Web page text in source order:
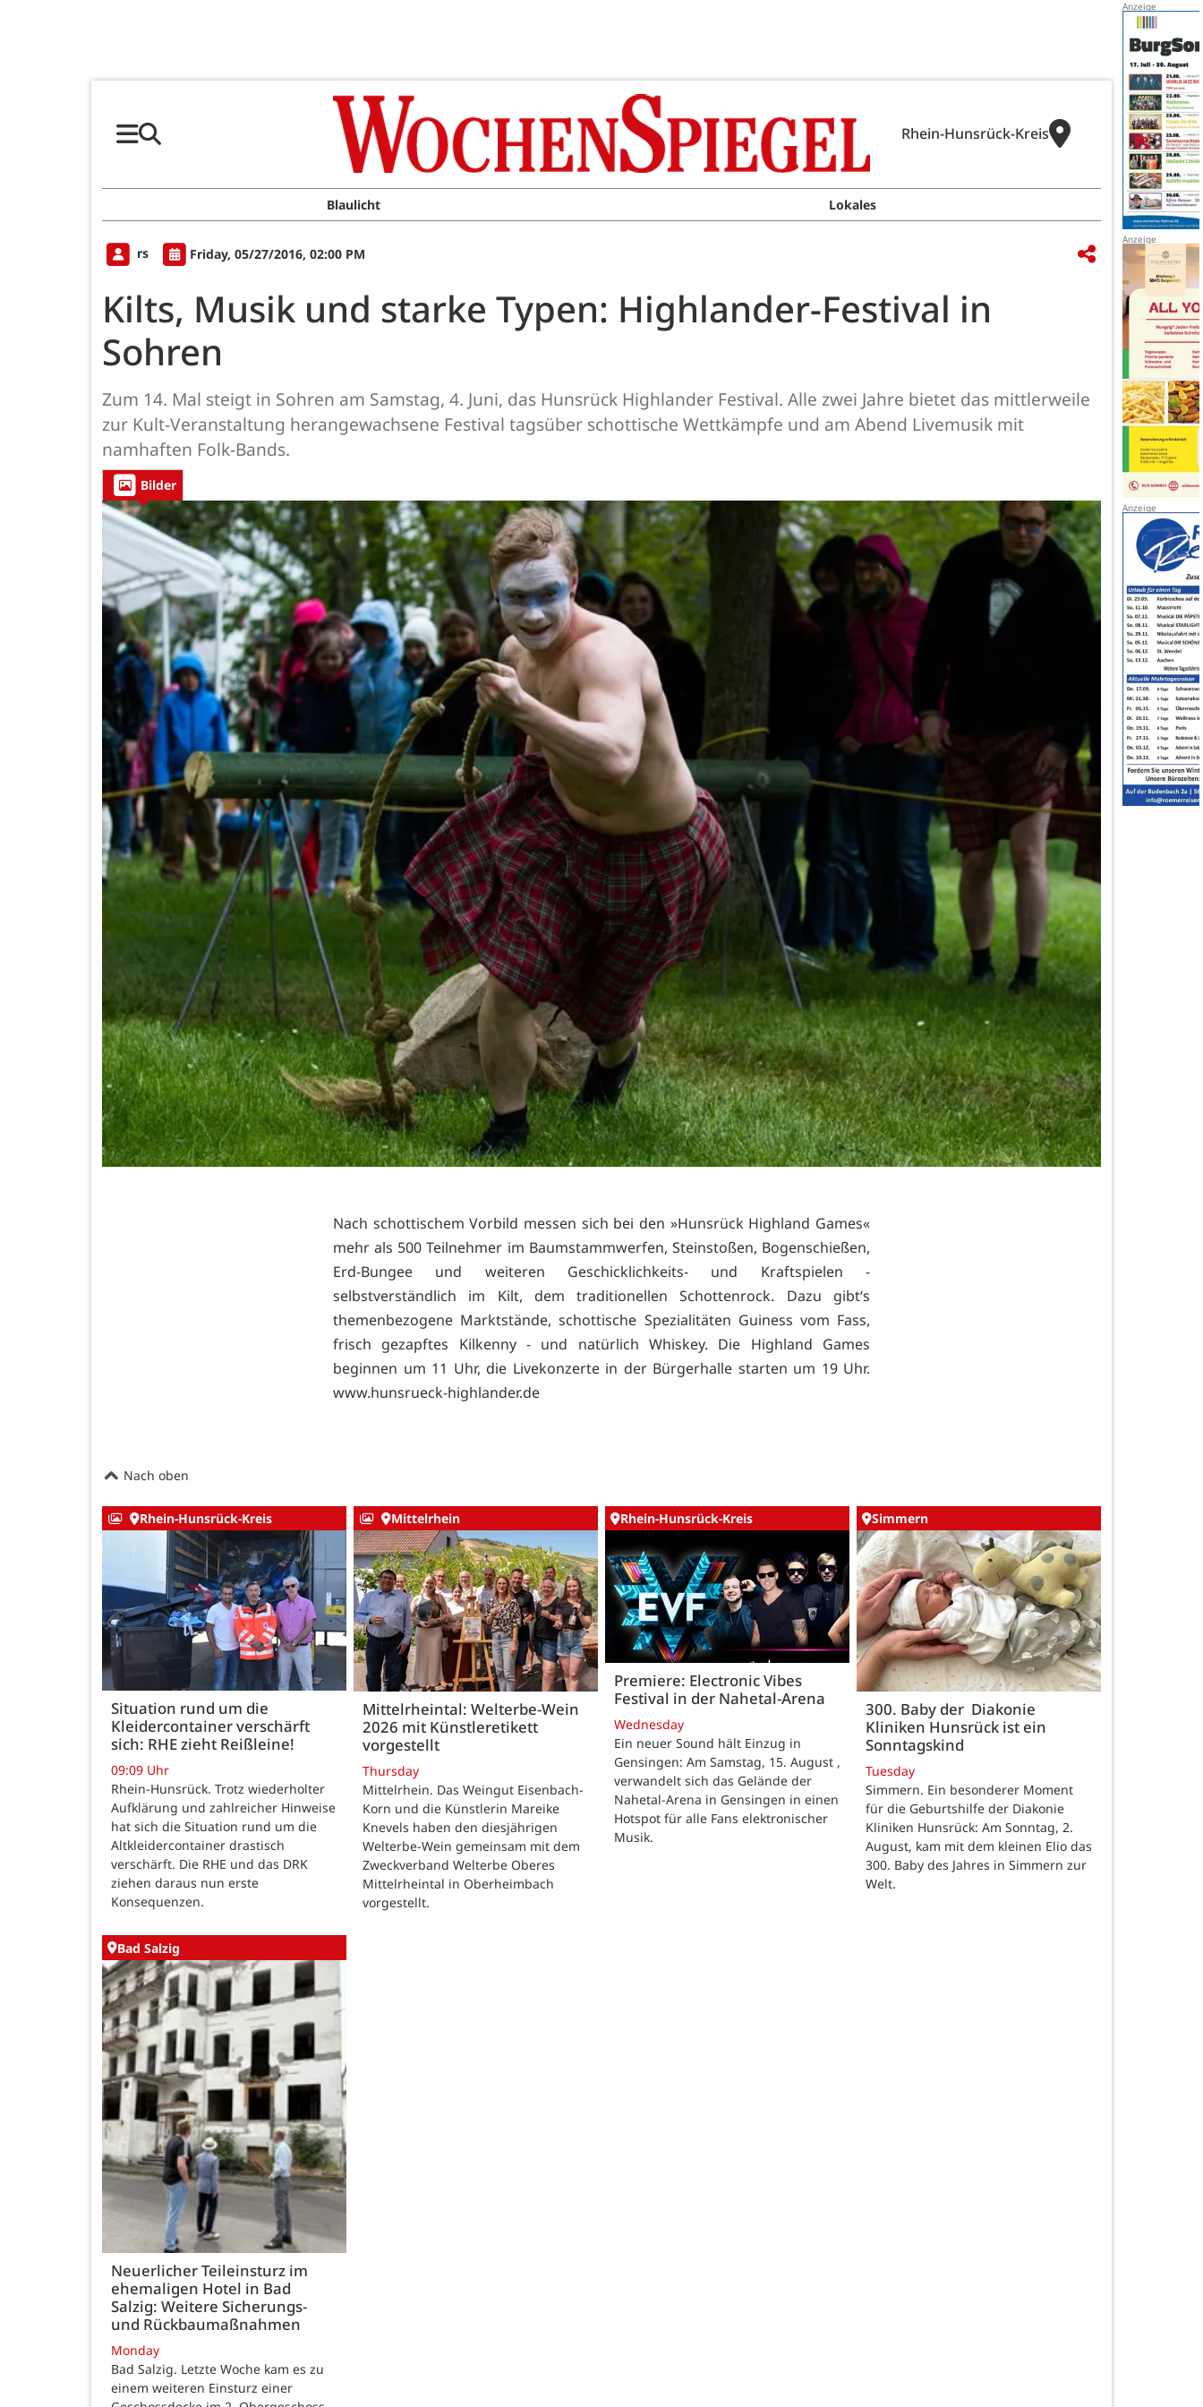
Rhein-Hunsrück-Kreis
Blaulicht Lokales
rs Friday, 05/27/2016, 02:00 PM
Kilts, Musik und starke Typen: Highlander-Festival in
Sohren
Zum 14. Mal steigt in Sohren am Samstag, 4. Juni, das Hunsrück Highlander Festival. Alle zwei Jahre bietet das mittlerweile
zur Kult-Veranstaltung herangewachsene Festival tagsüber schottische Wettkämpfe und am Abend Livemusik mit
namhaften Folk-Bands.
Bilder
Nach schottischem Vorbild messen sich bei den »Hunsrück Highland Games«
mehr als 500 Teilnehmer im Baumstammwerfen, Steinstoßen, Bogenschießen,
Erd-Bungee und weiteren Geschicklichkeits- und Kraftspielen -
selbstverständlich im Kilt, dem traditionellen Schottenrock. Dazu gibt‘s
themenbezogene Marktstände, schottische Spezialitäten Guiness vom Fass,
frisch gezapftes Kilkenny - und natürlich Whiskey. Die Highland Games
beginnen um 11 Uhr, die Livekonzerte in der Bürgerhalle starten um 19 Uhr.
www.hunsrueck-highlander.de
Nach oben
Rhein-Hunsrück-Kreis
Situation rund um die
Kleidercontainer verschärft
sich: RHE zieht Reißleine!
09:09 Uhr
Rhein-Hunsrück. Trotz wiederholter
Aufklärung und zahlreicher Hinweise
hat sich die Situation rund um die
Altkleidercontainer drastisch
verschärft. Die RHE und das DRK
ziehen daraus nun erste
Konsequenzen.
Mittelrhein
Mittelrheintal: Welterbe-Wein
2026 mit Künstleretikett
vorgestellt
Thursday
Mittelrhein. Das Weingut Eisenbach-
Korn und die Künstlerin Mareike
Knevels haben den diesjährigen
Welterbe-Wein gemeinsam mit dem
Zweckverband Welterbe Oberes
Mittelrheintal in Oberheimbach
vorgestellt.
Rhein-Hunsrück-Kreis
Premiere: Electronic Vibes
Festival in der Nahetal-Arena
Wednesday
Ein neuer Sound hält Einzug in
Gensingen: Am Samstag, 15. August ,
verwandelt sich das Gelände der
Nahetal-Arena in Gensingen in einen
Hotspot für alle Fans elektronischer
Musik.
Simmern
300. Baby der Diakonie
Kliniken Hunsrück ist ein
Sonntagskind
Tuesday
Simmern. Ein besonderer Moment
für die Geburtshilfe der Diakonie
Kliniken Hunsrück: Am Sonntag, 2.
August, kam mit dem kleinen Elio das
300. Baby des Jahres in Simmern zur
Welt.
Bad Salzig
Neuerlicher Teileinsturz im
ehemaligen Hotel in Bad
Salzig: Weitere Sicherungs-
und Rückbaumaßnahmen
Monday
Bad Salzig. Letzte Woche kam es zu
einem weiteren Einsturz einer